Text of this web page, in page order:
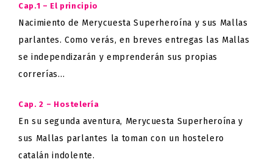
Cap.1 – El principio
Nacimiento de Merycuesta Superheroína y sus Mallas
parlantes. Como verás, en breves entregas las Mallas
se independizarán y emprenderán sus propias
correrías…
Cap. 2 – Hostelería
En su segunda aventura, Merycuesta Superheroína y
sus Mallas parlantes la toman con un hostelero
catalán indolente.